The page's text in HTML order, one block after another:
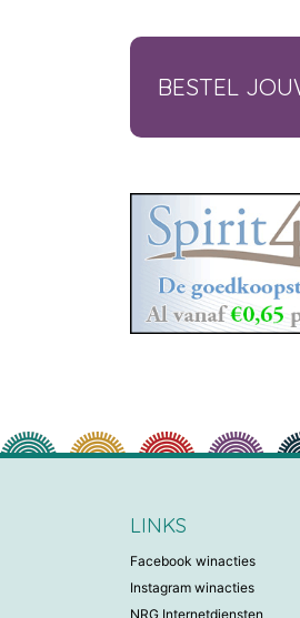
BESTEL
LINKS
Facebook winacties
Instagram winacties
NRG Internetdiensten